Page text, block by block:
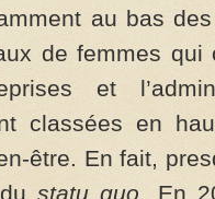
au bas
de femmes qui
et
classées en
être. En fait,
dustatu quo. En